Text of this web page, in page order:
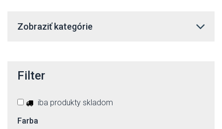
Zobraziť kategórie
Filter
iba produkty skladom
Farba